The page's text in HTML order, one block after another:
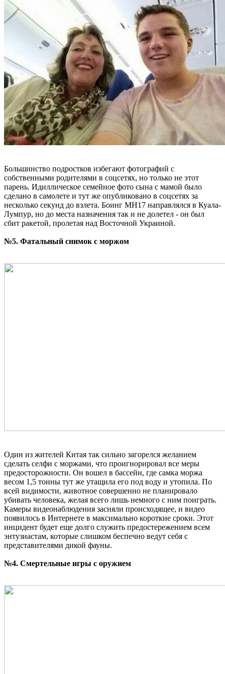
Большинство подростков избегают фотографий с
собственными родителями в соцсетях, но только не этот
парень. Идиллическое семейное фото сына с мамой было
сделано в самолете и тут же опубликовано в соцсетях за
несколько секунд до взлета. Боинг MH17 направлялся в Куала-
Лумпур, но до места назначения так и не долетел - он был
сбит ракетой, пролетая над Восточной Украиной.
№5. Фатальный снимок с моржом
Один из жителей Китая так сильно загорелся желанием
сделать селфи с моржами, что проигнорировал все меры
предосторожности. Он вошел в бассейн, где самка моржа
весом 1,5 тонны тут же утащила его под воду и утопила. По
всей видимости, животное совершенно не планировало
убивать человека, желая всего лишь немного с ним поиграть.
Камеры видеонаблюдения засняли происходящее, и видео
появилось в Интернете в максимально короткие сроки. Этот
инцидент будет еще долго служить предостережением всем
энтузиастам, которые слишком беспечно ведут себя с
представителями дикой фауны.
№4. Смертельные игры с оружием